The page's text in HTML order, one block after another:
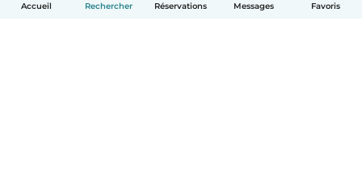
Accueil Rechercher Réservations Messages Favoris